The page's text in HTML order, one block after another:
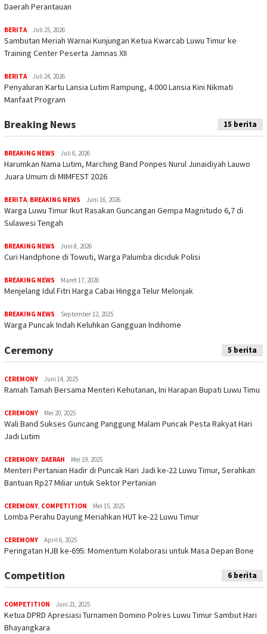
Daerah Perantauan
BERITA Juli 25, 2026
Sambutan Meriah Warnai Kunjungan Ketua Kwarcab Luwu Timur ke
Training Center Peserta Jamnas XII
BERITA Juli 24, 2026
Penyaluran Kartu Lansia Lutim Rampung, 4.000 Lansia Kini Nikmati
Manfaat Program
Breaking News 15 berita
BREAKING NEWS Juli 6, 2026
Harumkan Nama Lutim, Marching Band Ponpes Nurul Junaidiyah Lauwo
Juara Umum di MIMFEST 2026
BERITA, BREAKING NEWS Juni 16, 2026
Warga Luwu Timur Ikut Rasakan Guncangan Gempa Magnitudo 6,7 di
Sulawesi Tengah
BREAKING NEWS Juni 8, 2026
Curi Handphone di Towuti, Warga Palumba diciduk Polisi
BREAKING NEWS Maret 17, 2026
Menjelang Idul Fitri Harga Cabai Hingga Telur Melonjak
BREAKING NEWS September 12, 2025
Warga Puncak Indah Keluhkan Gangguan Indihome
Ceremony 5 berita
CEREMONY Juni 14, 2025
Ramah Tamah Bersama Menteri Kehutanan, Ini Harapan Bupati Luwu Timu
CEREMONY Mei 20, 2025
Wali Band Sukses Guncang Panggung Malam Puncak Pesta Rakyat Hari
Jadi Lutim
CEREMONY DAERAH Mei 19, 2025
Menteri Pertanian Hadir di Puncak Hari Jadi ke-22 Luwu Timur, Serahkan
Bantuan Rp27 Miliar untuk Sektor Pertanian
CEREMONY COMPETITION Mei 15, 2025
Lomba Perahu Dayung Meriahkan HUT ke-22 Luwu Timur
CEREMONY April 6, 2025
Peringatan HJB ke-695: Momentum Kolaborasi untuk Masa Depan Bone
Competition 6 berita
COMPETITION Juni 21, 2025
Ketua DPRD Apresiasi Turnamen Domino Polres Luwu Timur Sambut Hari
Bhayangkara